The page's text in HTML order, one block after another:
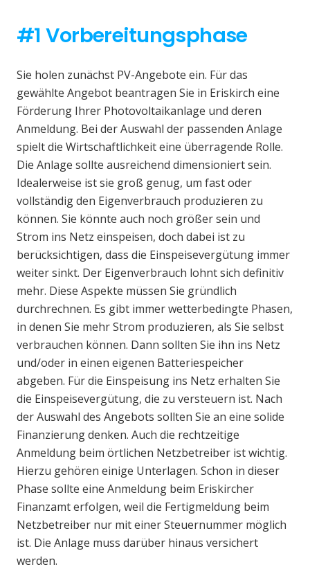
#1 Vorbereitungsphase
Sie holen zunächst PV-Angebote ein. Für das
gewählte Angebot beantragen Sie in Eriskirch eine
Förderung Ihrer Photovoltaikanlage und deren
Anmeldung. Bei der Auswahl der passenden Anlage
spielt die Wirtschaftlichkeit eine überragende Rolle.
Die Anlage sollte ausreichend dimensioniert sein.
Idealerweise ist sie groß genug, um fast oder
vollständig den Eigenverbrauch produzieren zu
können. Sie könnte auch noch größer sein und
Strom ins Netz einspeisen, doch dabei ist zu
berücksichtigen, dass die Einspeisevergütung immer
weiter sinkt. Der Eigenverbrauch lohnt sich definitiv
mehr. Diese Aspekte müssen Sie gründlich
durchrechnen. Es gibt immer wetterbedingte Phasen,
in denen Sie mehr Strom produzieren, als Sie selbst
verbrauchen können. Dann sollten Sie ihn ins Netz
und/oder in einen eigenen Batteriespeicher
abgeben. Für die Einspeisung ins Netz erhalten Sie
die Einspeisevergütung, die zu versteuern ist. Nach
der Auswahl des Angebots sollten Sie an eine solide
Finanzierung denken. Auch die rechtzeitige
Anmeldung beim örtlichen Netzbetreiber ist wichtig.
Hierzu gehören einige Unterlagen. Schon in dieser
Phase sollte eine Anmeldung beim Eriskircher
Finanzamt erfolgen, weil die Fertigmeldung beim
Netzbetreiber nur mit einer Steuernummer möglich
ist. Die Anlage muss darüber hinaus versichert
werden.